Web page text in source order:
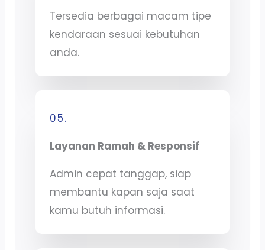
Tersedia berbagai macam tipe
kendaraan sesuai kebutuhan
anda.
05.
Layanan Ramah & Responsif
Admin cepat tanggap, siap
membantu kapan saja saat
kamu butuh informasi.